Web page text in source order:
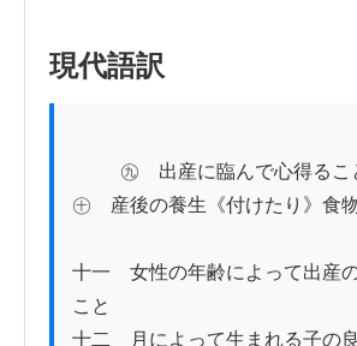
現代語訳
㊉　産後の養生《付けたり》食
十一　女性の年齢によって出産
こと
十二　月によって生まれる子の